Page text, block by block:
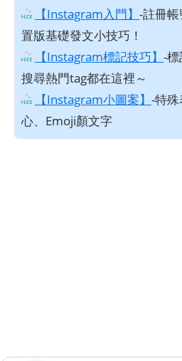
【Instagram入門】 -註冊
置版基礎發文小技巧！
【Instagram標記技巧】 -標
搜尋熱門tag都在這裡～
【Instagram小圖案】 -特
心、Emoji顏文字